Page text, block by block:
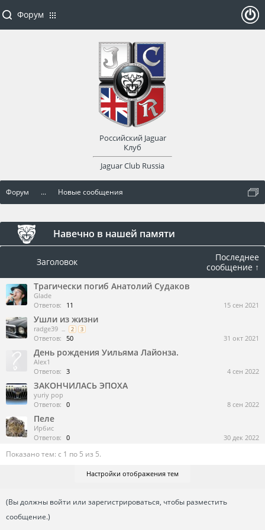
Форум ... Новые сообщения
Навечно в нашей памяти
Заголовок
Последнее
сообщение ↑
Трагически погиб Анатолий Судаков
Glade
Ответов:
11 15 сен 2021
Ушли из жизни
radge39 ... 2 3
Ответов: 50 31 окт 2021
День рождения Уильяма Лайонза.
Alex1
Ответов: 3 4 сен 2022
ЗАКОНЧИЛАСЬ ЭПОХА
yuriy pop
Ответов: 0 8 сен 2022
Пеле
Ирбис
Ответов: 0 30 дек 2022
Показано тем: с 1 по 5 из 5.
Настройки отображения тем
(Вы должны войти или зарегистрироваться, чтобы разместить
сообщение.)
Форум
Российский Jaguar
Клуб
Jaguar Club Russia
оват